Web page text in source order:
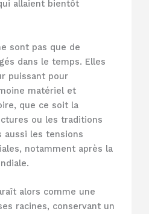
allaient bientôt
sont pas que de
dans le temps. Elles
puissant pour
matériel et
que ce soit la
ou les traditions
aussi les tensions
notamment après la
alors comme une
racines, conservant un